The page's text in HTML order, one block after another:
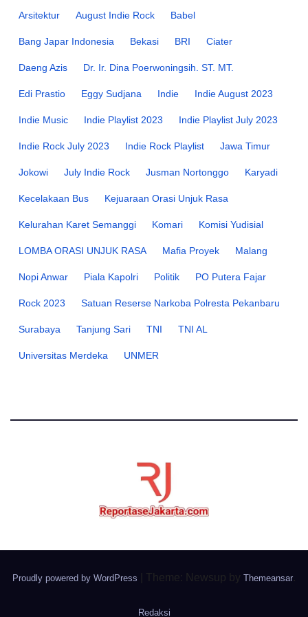
Arsitektur August Indie Rock Babel
Bang Japar Indonesia Bekasi BRI Ciater
Daeng Azis Dr. Ir. Dina Poerwoningsih. ST. MT.
Edi Prastio Eggy Sudjana Indie Indie August 2023
Indie Music Indie Playlist 2023 Indie Playlist July 2023
Indie Rock July 2023 Indie Rock Playlist Jawa Timur
Jokowi July Indie Rock Jusman Nortonggo Karyadi
Kecelakaan Bus Kejuaraan Orasi Unjuk Rasa
Kelurahan Karet Semanggi Komari Komisi Yudisial
LOMBA ORASI UNJUK RASA Mafia Proyek Malang
Nopi Anwar Piala Kapolri Politik PO Putera Fajar
Rock 2023 Satuan Reserse Narkoba Polresta Pekanbaru
Surabaya Tanjung Sari TNI TNI AL
Universitas Merdeka UNMER
Proudly powered by WordPress Theme: Newsup by Themeansar.
Redaksi